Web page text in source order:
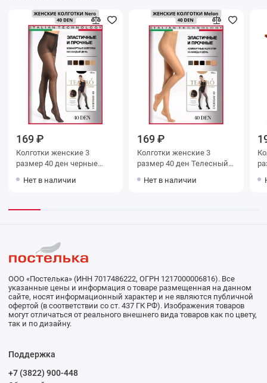
169 ₽
Колготки женские 3
размер 40 ден черные
Нет в наличии
169 ₽
Колготки женские 3
размер 40 ден Телесный
Нет в наличии
ООО «Постелька» (ИНН 7017486222, ОГРН 1217000006816). Все
указанные цены и информация о товаре размещенная на данном
сайте, носят информационный характер и не являются публичной
офертой (в соответствии со ст. 437 ГК РФ). Изображения товаров
могут отличаться от реального внешнего вида товаров как по цвету,
так и по дизайну.
Поддержка
+7 (3822) 900-448